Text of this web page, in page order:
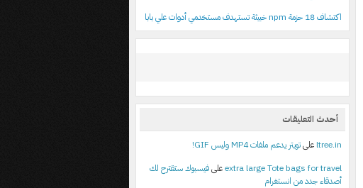
اكتشاف 18 حزمة npm خبيثة تستهدف مستخدمي أدوات علي بابا
أحدث التعليقات
ltree.inعلىتويتر يدعم ملفات MP4 وليس GIF!
extra large Tote bags for travelعلىفيسبوك ستقترح لك
أصدقاء جدد من انستغرام